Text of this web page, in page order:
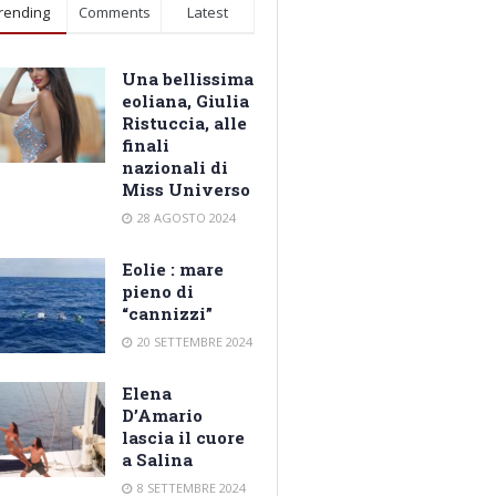
Comments Latest
Una bellissima
eoliana, Giulia
Ristuccia, alle
finali
nazionali di
Miss Universo
28 AGOSTO 2024
Eolie : mare
pieno di
“cannizzi”
20 SETTEMBRE 2024
Elena
D’Amario
lascia il cuore
a Salina
8 SETTEMBRE 2024